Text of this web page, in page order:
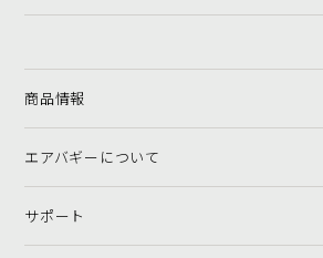
商品情報
エアバギーについて
サポート